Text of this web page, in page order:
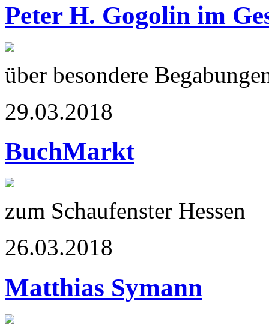
Peter H. Gogolin im
über besondere
29.03.2018
BuchMarkt
zum Schaufenster Hessen
26.03.2018
Matthias Symann